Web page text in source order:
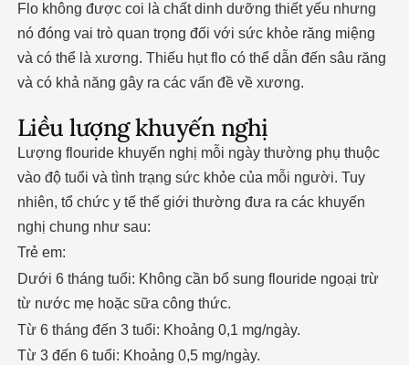
Flo không được coi là chất dinh dưỡng thiết yếu nhưng
nó đóng vai trò quan trọng đối với sức khỏe răng miệng
và có thể là xương. Thiếu hụt flo có thể dẫn đến sâu răng
và có khả năng gây ra các vấn đề về xương.
Liều lượng khuyến nghị
Lượng flouride khuyến nghị mỗi ngày thường phụ thuộc
vào độ tuổi và tình trạng sức khỏe của mỗi người. Tuy
nhiên, tổ chức y tế thế giới thường đưa ra các khuyến
nghị chung như sau:
Trẻ em:
Dưới 6 tháng tuổi: Không cần bổ sung flouride ngoại trừ
từ nước mẹ hoặc sữa công thức.
Từ 6 tháng đến 3 tuổi: Khoảng 0,1 mg/ngày.
Từ 3 đến 6 tuổi: Khoảng 0,5 mg/ngày.